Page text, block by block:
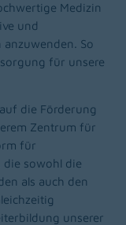
Medizin
und
So
für unsere
die Förderung
Zentrum für
für
die sowohl die
als auch den
unserer